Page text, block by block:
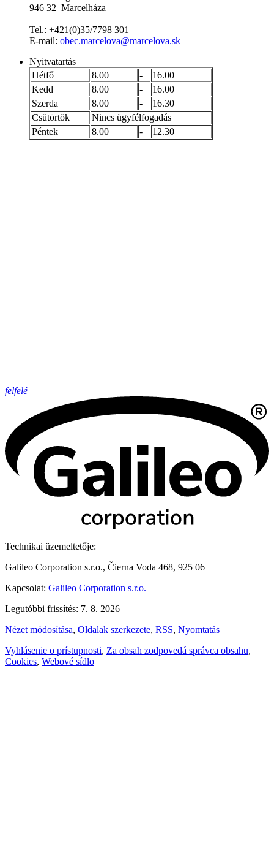
946 32 Marcelháza
Tel.: +421(0)35/7798 301
E-mail: obec.marcelova@marcelova.sk
Nyitvatartás
Hétfő
8.00 -
16.00
Kedd
8.00 -
16.00
Szerda
8.00 -
16.30
Csütörtök
Nincs ügyfélfogadás
Péntek
8.00 - 12.30
felfelé
Technikai üzemeltetője:
Galileo Corporation s.r.o., Čierna Voda 468, 925 06
Kapcsolat: Galileo Corporation s.r.o.
Legutóbbi frissítés: 7. 8. 2026
Nézet módosítása, Oldalak szerkezete, RSS, Nyomtatás
Vyhlásenie o prístupnosti, Za obsah zodpovedá správca obsahu,
Cookies, Webové sídlo